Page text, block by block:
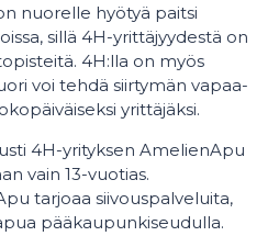
nuorelle hyötyä paitsi
sillä 4H-yrittäjyydestä on
4H:lla on myös
voi tehdä siirtymän vapaa-
yrittäjäksi.
4H-yrityksen AmelienApu
vain 13-vuotias.
tarjoaa siivouspalveluita,
pääkaupunkiseudulla.